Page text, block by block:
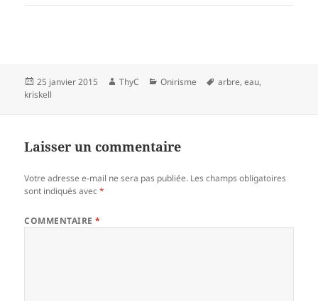
Publié
le
25 janvier 2015 Auteur
ThyC Catégories
Onirisme
Mots-
arbre,eau,
kriskell
Laisser un commentaire
Votre adresse e-mail ne sera pas publiée. Les champs obligatoires
sont indiqués avec*
COMMENTAIRE*